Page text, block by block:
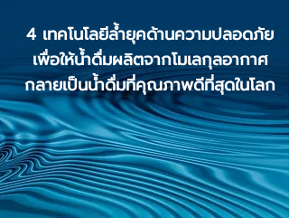
4 เทคโนโลยีล้ำยุคด้านความปลอดภัย
เพื่อให้น้ำดื่มผลิตจากโมเลกุลอากาศ
กลายเป็นน้ำดื่มที่คุณภาพดีที่สุดในโลก